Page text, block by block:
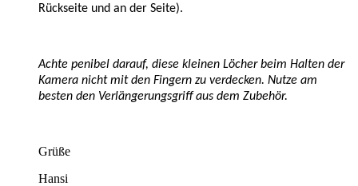
Rückseite und an der Seite).
Achte penibel darauf, diese kleinen Löcher beim Halten der
Kamera nicht mit den Fingern zu verdecken. Nutze am
besten den Verlängerungsgriff aus dem Zubehör.
Grüße
Hansi